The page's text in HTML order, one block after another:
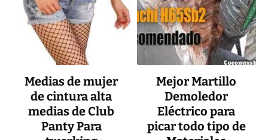
Medias de mujer
de cintura alta
medias de Club
Panty Para
Mejor Martillo
Demoledor
Eléctrico para
picar todo tipo de